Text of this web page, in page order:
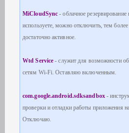
MiCloudSync - облачное
используете, можно отключить, тем
достаточно активное.
Wtd Service - служит для возможности
сетям Wi-Fi. Оставляю включенным.
com.google.android.sdksandbox-
проверки и отладки работы приложения
Отключаю.